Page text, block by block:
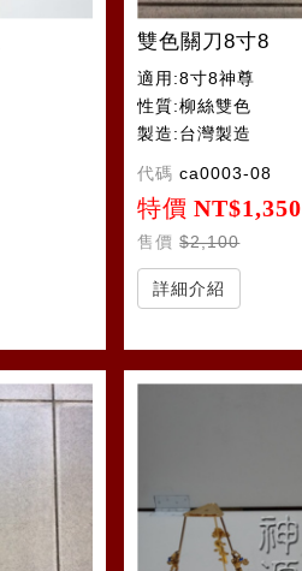
雙色關刀8寸8
適用:8寸8神尊
性質:柳絲雙色
製造:台灣製造
代碼 ca0003-08
特價 NT$1,350
售價 $2,100
詳細介紹